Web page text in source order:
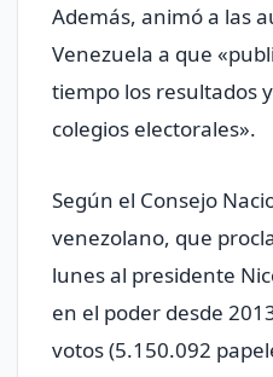
Además, animó a las
Venezuela a que
tiempo los resultados
colegios electorales».
Según el Consejo
venezolano, que
lunes al presidente
en el poder desde
votos (5.150.092